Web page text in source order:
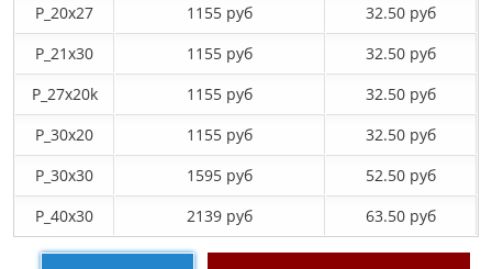
P_20х27
1155 руб
32.50 руб
P_21х30
1155 руб
32.50 руб
P_27х20k
1155 руб
32.50 руб
P_30х20
1155 руб
32.50 руб
P_30х30
1595 руб
52.50 руб
P_40х30
2139 руб 63.50 руб